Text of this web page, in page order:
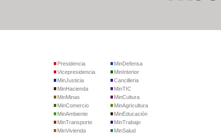
Presidencia
Vicepresidencia
MinJusticia
MinDefensa
MinInterior
Cancilleria
MinHacienda
MinMinas
MinComercio
MinTIC
MinCultura
MinAgricultura
MinAmbiente
MinTransporte
MinVivienda
MinEducación
MinTrabajo
MinSalud